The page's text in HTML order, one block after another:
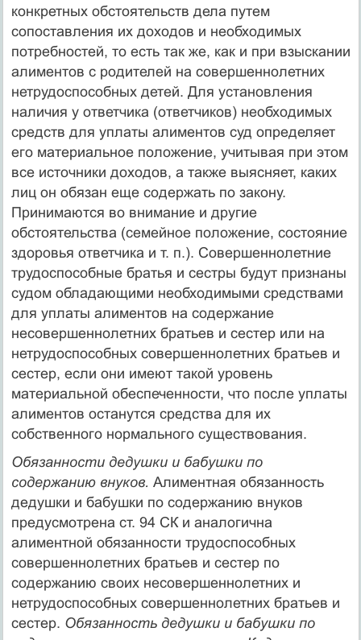
конкретных обстоятельств дела путем
сопоставления их доходов и необходимых
потребностей, то есть так же, как и при взыскании
алиментов с родителей на совершеннолетних
нетрудоспособных детей. Для установления
наличия у ответчика (ответчиков) необходимых
средств для уплаты алиментов суд определяет
его материальное положение, учитывая при этом
все источники доходов, а также выясняет, каких
лиц он обязан еще содержать по закону.
Принимаются во внимание и другие
обстоятельства (семейное положение, состояние
здоровья ответчика и т. п.). Совершеннолетние
трудоспособные братья и сестры будут признаны
судом обладающими необходимыми средствами
для уплаты алиментов на содержание
несовершеннолетних братьев и сестер или на
нетрудоспособных совершеннолетних братьев и
сестер, если они имеют такой уровень
материальной обеспеченности, что после уплаты
алиментов останутся средства для их
собственного нормального существования.
Обязанности дедушки и бабушки по
содержанию внуков. Алиментная обязанность
дедушки и бабушки по содержанию внуков
предусмотрена ст. 94 СК и аналогична
алиментной обязанности трудоспособных
совершеннолетних братьев и сестер по
содержанию своих несовершеннолетних и
нетрудоспособ­ных совершеннолетних братьев и
сестер. Обязанность дедуш­ки и бабушки по